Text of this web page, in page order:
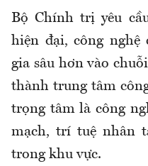
Bộ Chính trị yêu
hiện đại, công nghệ
gia sâu hơn vào
thành trung tâm
trọng tâm là công
mạch, trí tuệ nhân
trong khu vực.